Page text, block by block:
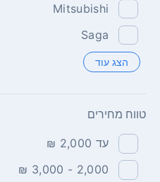
Mitsubishi
Saga
הצג עוד
טווח מחירים
עד 2,000 ₪
2,000 - 3,000 ₪